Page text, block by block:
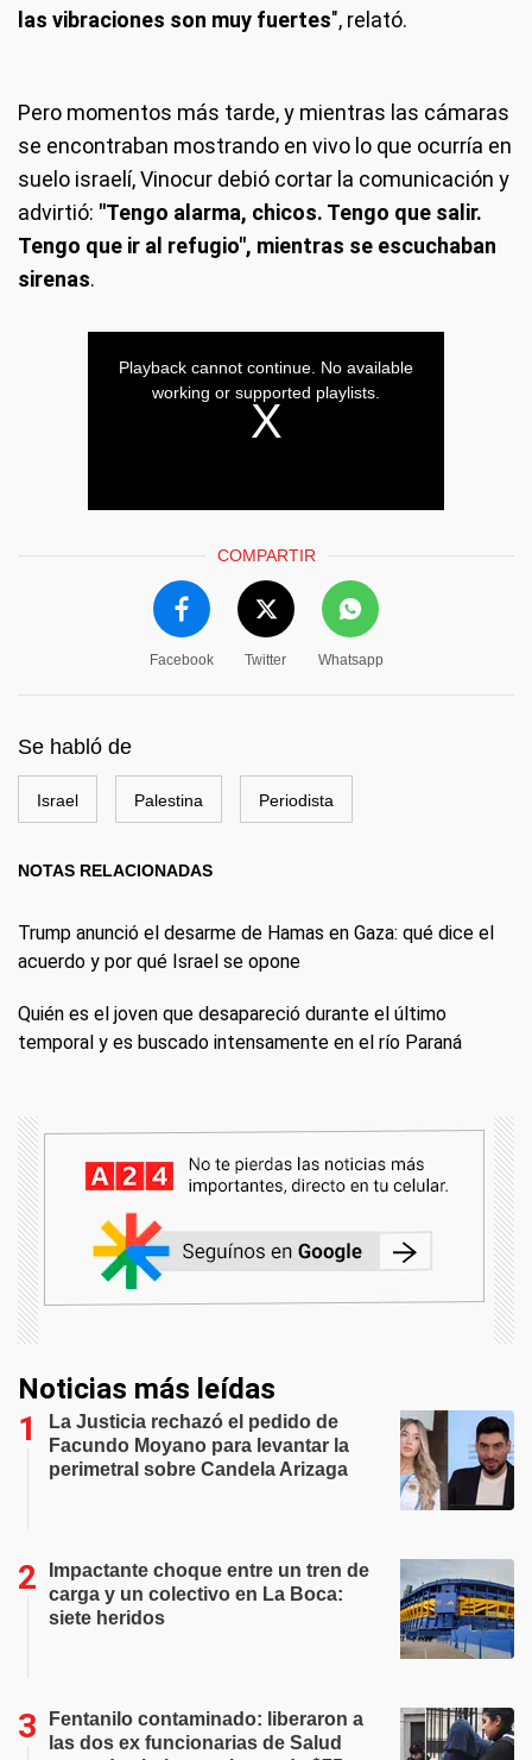
las vibraciones son muy fuertes", relató.
Pero momentos más tarde, y mientras las cámaras
se encontraban mostrando en vivo lo que ocurría en
suelo israelí, Vinocur debió cortar la comunicación y
advirtió: "Tengo alarma, chicos. Tengo que salir.
Tengo que ir al refugio", mientras se escuchaban
sirenas.
COMPARTIR
Facebook Twitter Whatsapp
Se habló de
Israel Palestina Periodista
NOTAS RELACIONADAS
Trump anunció el desarme de Hamas en Gaza: qué dice el
acuerdo y por qué Israel se opone
Quién es el joven que desapareció durante el último
temporal y es buscado intensamente en el río Paraná
Noticias más leídas
La Justicia rechazó el pedido de
Facundo Moyano para levantar la
perimetral sobre Candela Arizaga
Impactante choque entre un tren de
carga y un colectivo en La Boca:
siete heridos
Fentanilo contaminado: liberaron a
las dos ex funcionarias de Salud